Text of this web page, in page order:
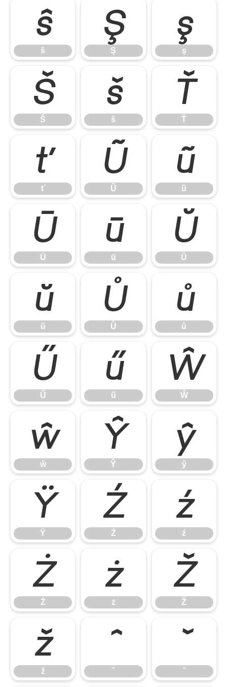
ŝ
ŝ
Ş
Ş
ş
ş
Š
Š
š
š
Ť
Ť
ť
ť
Ũ
Ũ
ũ
ũ
Ū
Ū
ū
ū
Ŭ
Ŭ
ŭ
ŭ
Ů
Ů
ů
ů
Ű
Ű
ű
ű
Ŵ
Ŵ
ŵ
ŵ
Ŷ
Ŷ
ŷ
ŷ
Ÿ
Ÿ
Ź
Ź
ź
ź
Ż
Ż
ż
ż
Ž
Ž
ž
ž
ˆ
ˆ
ˇ
ˇ